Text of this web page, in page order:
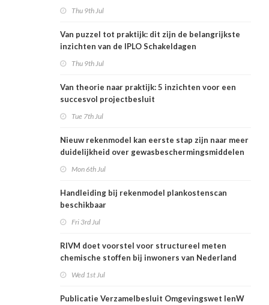
Thu 9th Jul
Van puzzel tot praktijk: dit zijn de belangrijkste
inzichten van de IPLO Schakeldagen
Thu 9th Jul
Van theorie naar praktijk: 5 inzichten voor een
succesvol projectbesluit
Tue 7th Jul
Nieuw rekenmodel kan eerste stap zijn naar meer
duidelijkheid over gewasbeschermingsmiddelen
Mon 6th Jul
Handleiding bij rekenmodel plankostenscan
beschikbaar
Fri 3rd Jul
RIVM doet voorstel voor structureel meten
chemische stoffen bij inwoners van Nederland
Wed 1st Jul
Publicatie Verzamelbesluit Omgevingswet IenW